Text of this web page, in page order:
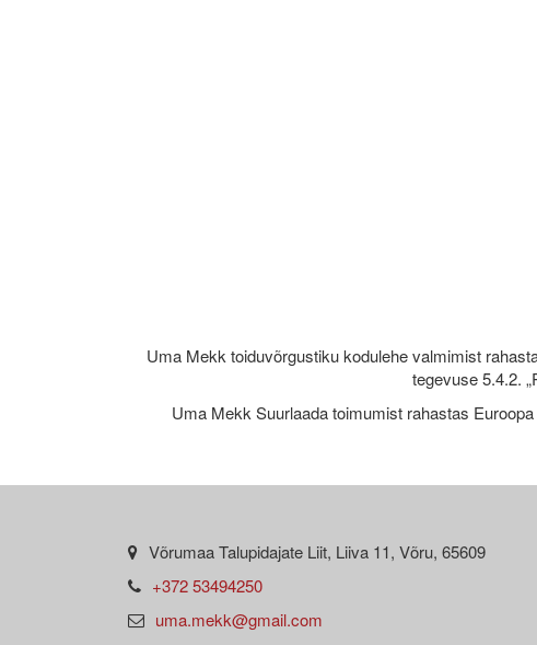
Uma Mekk toiduvõrgustiku kodulehe valmimist
tegevuse 5.4.2.
Uma Mekk Suurlaada toimumist rahastas
Võrumaa Talupidajate Liit, Liiva 11, Võru, 65609
+372 53494250
uma.mekk@gmail.com